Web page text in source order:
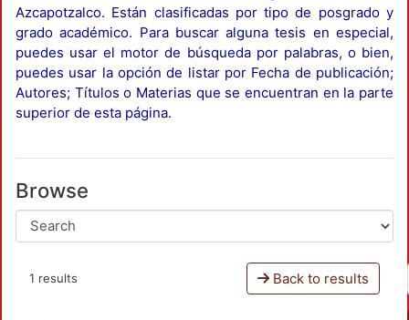
Azcapotzalco. Están clasificadas por tipo de posgrado y
grado académico. Para buscar alguna tesis en especial,
puedes usar el motor de búsqueda por palabras, o bien,
puedes usar la opción de listar por Fecha de publicación;
Autores; Títulos o Materias que se encuentran en la parte
superior de esta página.
Browse
1 results Back to results